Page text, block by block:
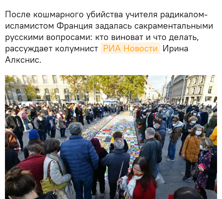
После кошмарного убийства учителя радикалом-
исламистом Франция задалась сакраментальными
русскими вопросами: кто виноват и что делать,
рассуждает колумнист РИА Новости Ирина
Алкснис.